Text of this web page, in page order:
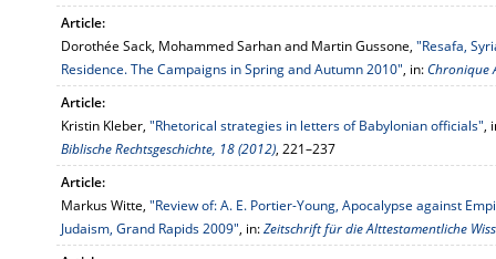
Article:
Dorothée Sack, Mohammed Sarhan and Martin Gussone, "Resafa,
Residence. The Campaigns in Spring and Autumn 2010", in:Chronique
Article:
Kristin Kleber, "Rhetorical strategies in letters of Babylonian officials",
Biblische Rechtsgeschichte, 18 (2012), 221–237
Article:
Markus Witte, "Review of: A. E. Portier-Young, Apocalypse against
Judaism, Grand Rapids 2009", in:Zeitschrift für die Alttestamentliche